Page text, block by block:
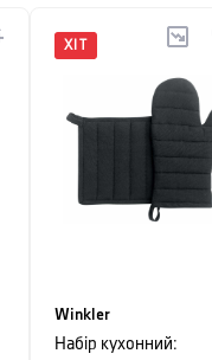
ХІТ
Winkler
Набір кухонний: